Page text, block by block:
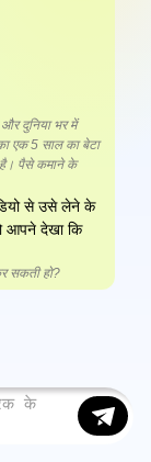
और दुनिया भर में
5 साल का बेटा
पैसे कमाने के
से उसे लेने के
आपने देखा कि
सकती हो?